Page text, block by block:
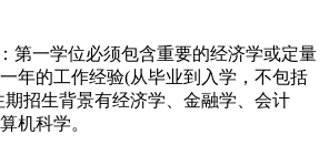
一学位必须包含重要的经济学或定量
年的工作经验(从毕业到入学，不包括
招生背景有经济学、金融学、会计
机科学。